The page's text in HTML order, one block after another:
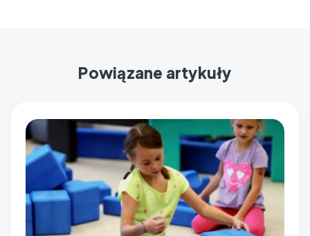
Powiązane artykuły